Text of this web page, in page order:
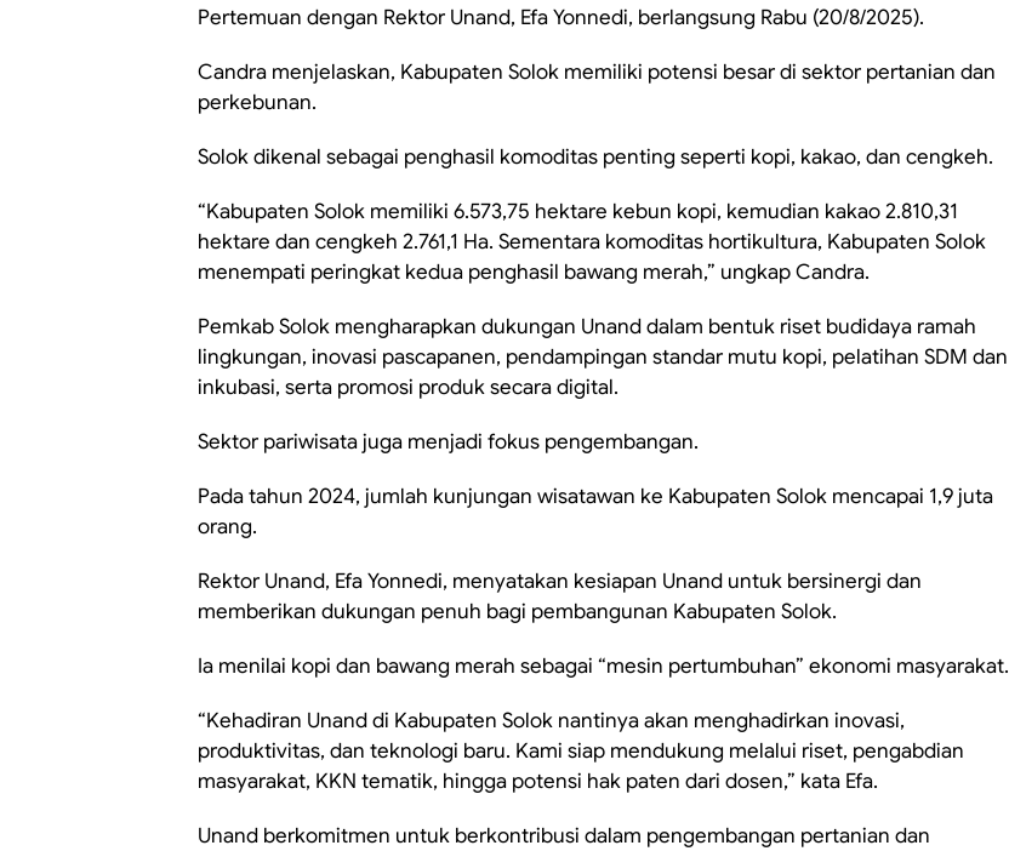
Pertemuan dengan Rektor Unand, Efa Yonnedi, berlangsung Rabu (20/8/2025).
Candra menjelaskan, Kabupaten Solok memiliki potensi besar di sektor pertanian dan
perkebunan.
Solok dikenal sebagai penghasil komoditas penting seperti kopi, kakao, dan cengkeh.
“Kabupaten Solok memiliki 6.573,75 hektare kebun kopi, kemudian kakao 2.810,31
hektare dan cengkeh 2.761,1 Ha. Sementara komoditas hortikultura, Kabupaten Solok
menempati peringkat kedua penghasil bawang merah,” ungkap Candra.
Pemkab Solok mengharapkan dukungan Unand dalam bentuk riset budidaya ramah
lingkungan, inovasi pascapanen, pendampingan standar mutu kopi, pelatihan SDM dan
inkubasi, serta promosi produk secara digital.
Sektor pariwisata juga menjadi fokus pengembangan.
Pada tahun 2024, jumlah kunjungan wisatawan ke Kabupaten Solok mencapai 1,9 juta
orang.
Rektor Unand, Efa Yonnedi, menyatakan kesiapan Unand untuk bersinergi dan
memberikan dukungan penuh bagi pembangunan Kabupaten Solok.
Ia menilai kopi dan bawang merah sebagai “mesin pertumbuhan” ekonomi masyarakat.
“Kehadiran Unand di Kabupaten Solok nantinya akan menghadirkan inovasi,
produktivitas, dan teknologi baru. Kami siap mendukung melalui riset, pengabdian
masyarakat, KKN tematik, hingga potensi hak paten dari dosen,” kata Efa.
Unand berkomitmen untuk berkontribusi dalam pengembangan pertanian dan